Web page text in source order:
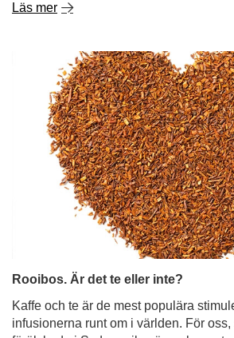
Läs mer
Rooibos. Är det te eller inte?
Kaffe och te är de mest populära
infusionerna runt om i världen. För oss,